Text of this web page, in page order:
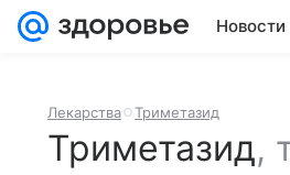
Новости
Лекарства Триметазид
Триметазид,